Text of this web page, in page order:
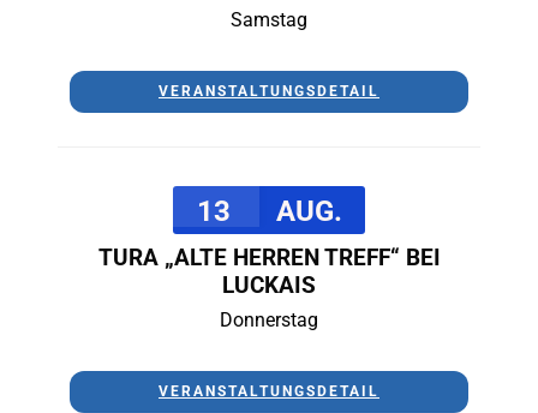
Samstag
VERANSTALTUNGSDETAIL
13 AUG.
TURA „ALTE HERREN TREFF“ BEI
LUCKAIS
Donnerstag
VERANSTALTUNGSDETAIL